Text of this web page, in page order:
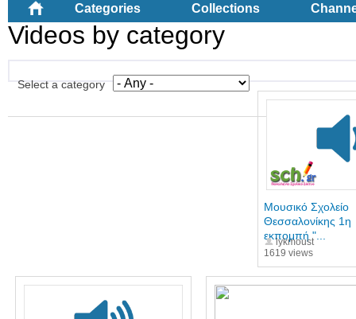
Categories Collections
Videos by category
Select a category
1619 views
Μουσικό Σχολείο
Θεσσαλονίκης 1η
εκπομπή "...
lykmoust